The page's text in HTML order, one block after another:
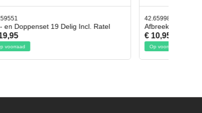
Afbreekmes 2 stuks